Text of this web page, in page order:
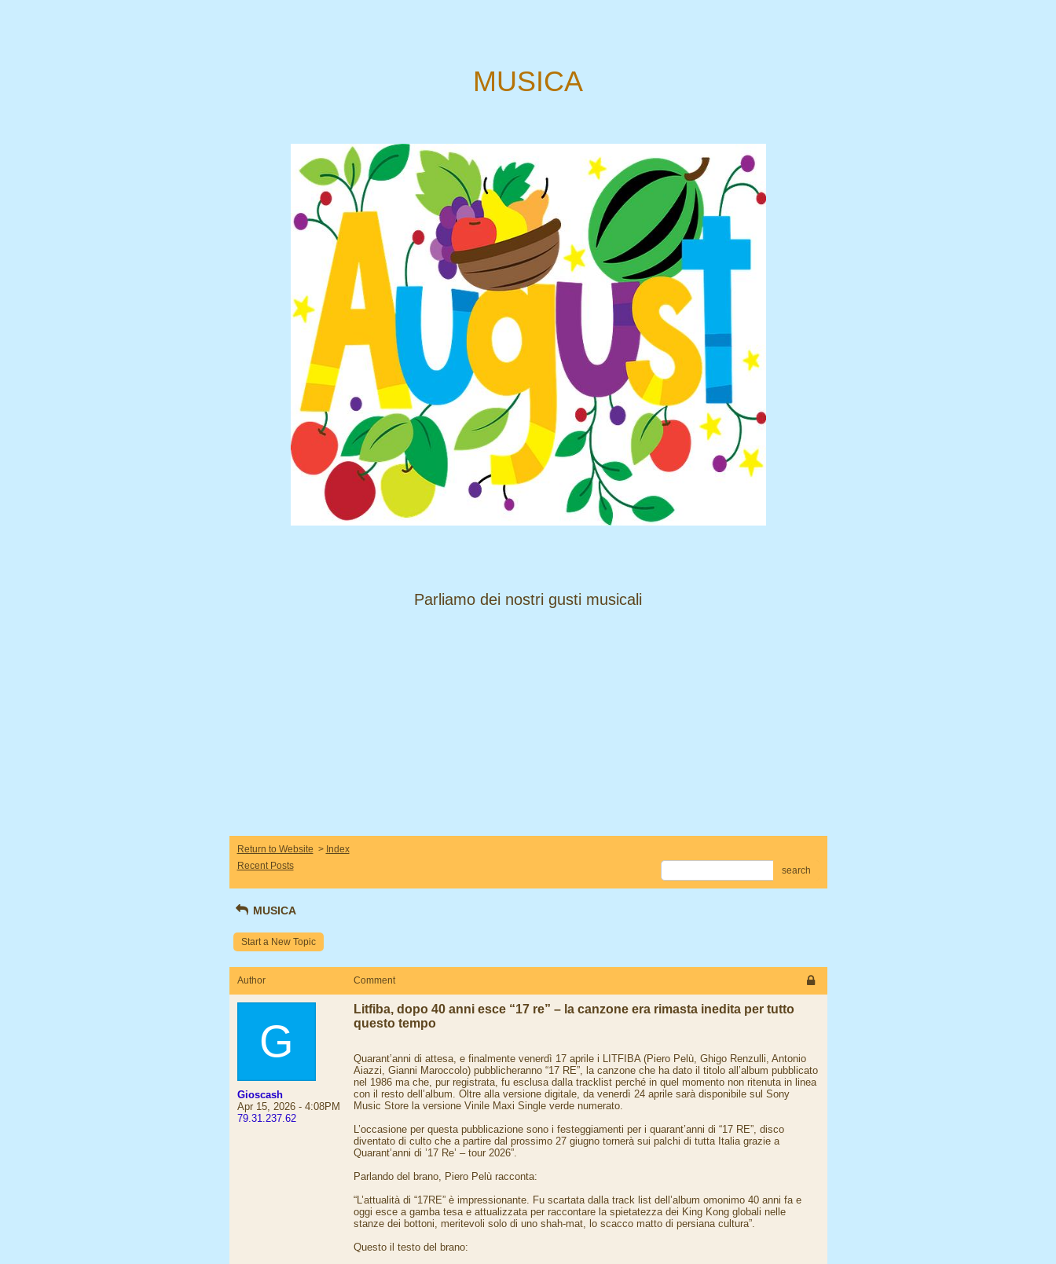
MUSICA
​​​​​​​Parliamo dei nostri gusti musicali
Return to Website > Index
Recent Posts
search
MUSICA
Start a New Topic
Author Comment
G
Gioscash
Apr 15, 2026 - 4:08PM
79.31.237.62
Litfiba, dopo 40 anni esce “17 re” – la canzone era rimasta inedita per tutto
questo tempo
Quarant’anni di attesa, e finalmente venerdì 17 aprile i LITFIBA (Piero Pelù, Ghigo Renzulli, Antonio
Aiazzi, Gianni Maroccolo) pubblicheranno “17 RE”, la canzone che ha dato il titolo all’album pubblicato
nel 1986 ma che, pur registrata, fu esclusa dalla tracklist perché in quel momento non ritenuta in linea
con il resto dell’album. Oltre alla versione digitale, da venerdì 24 aprile sarà disponibile sul Sony
Music Store la versione Vinile Maxi Single verde numerato.
L’occasione per questa pubblicazione sono i festeggiamenti per i quarant’anni di “17 RE”, disco
diventato di culto che a partire dal prossimo 27 giugno tornerà sui palchi di tutta Italia grazie a
Quarant’anni di ’17 Re’ – tour 2026”.
Parlando del brano, Piero Pelù racconta:
“L’attualità di “17RE” è impressionante. Fu scartata dalla track list dell’album omonimo 40 anni fa e
oggi esce a gamba tesa e attualizzata per raccontare la spietatezza dei King Kong globali nelle
stanze dei bottoni, meritevoli solo di uno shah-mat, lo scacco matto di persiana cultura”.
Questo il testo del brano: